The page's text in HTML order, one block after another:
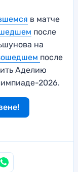
в матче
после
на
после
Аделию
2026.